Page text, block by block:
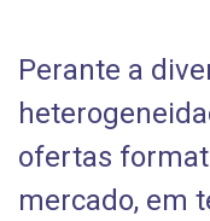
Perante a
ofertas
mercado, em